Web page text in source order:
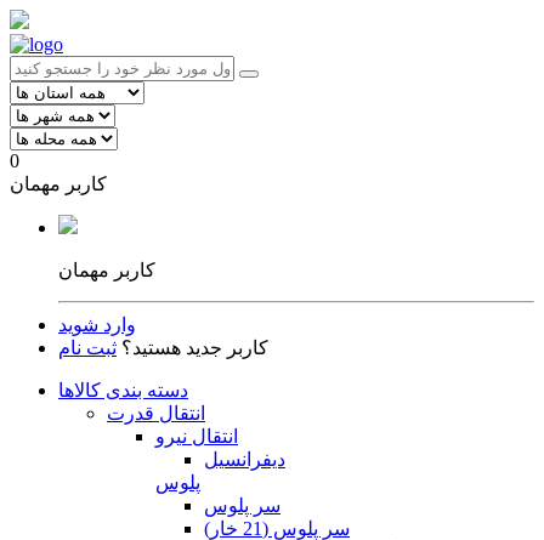
0
کاربر مهمان
کاربر مهمان
وارد شوید
کاربر جدید هستید؟ ثبت نام
دسته بندی کالاها
انتقال قدرت
انتقال نیرو
دیفرانسیل
پلوس
سر پلوس
سر پلوس (21 خار)